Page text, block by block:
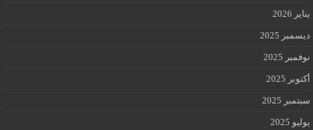
يناير 2026
ديسمبر 2025
نوفمبر 2025
أكتوبر 2025
سبتمبر 2025
يوليو 2025